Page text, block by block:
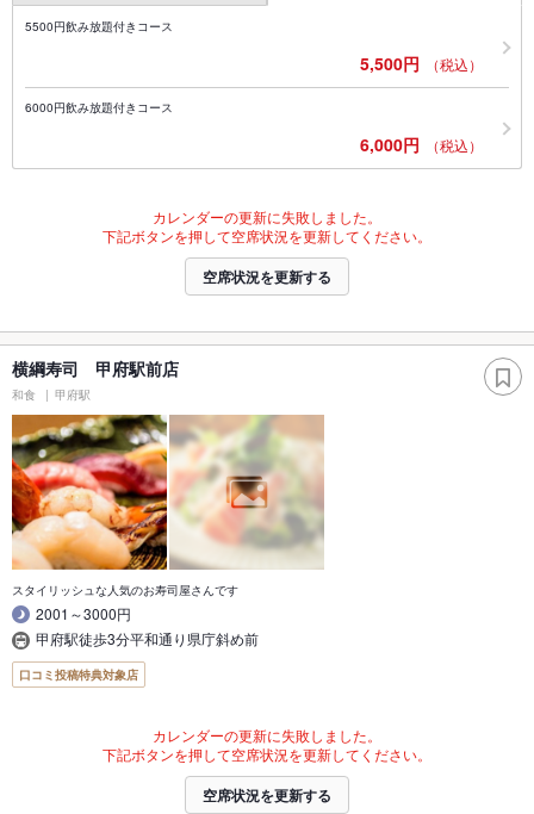
5500円飲み放題付きコース
5,500円 （税込）
6000円飲み放題付きコース
6,000円 （税込）
カレンダーの更新に失敗しました。
下記ボタンを押して空席状況を更新してください。
空席状況を更新する
横綱寿司 甲府駅前店
和食 甲府駅
スタイリッシュな人気のお寿司屋さんです
2001～3000円
甲府駅徒歩3分平和通り県庁斜め前
口コミ投稿特典対象店
カレンダーの更新に失敗しました。
下記ボタンを押して空席状況を更新してください。
空席状況を更新する